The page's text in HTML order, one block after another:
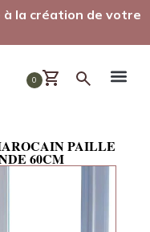
à la création de votre
0
PAILLE
60CM